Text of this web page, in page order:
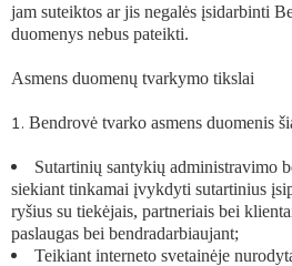
jam suteiktos ar jis negalės įsidarbinti
duomenys nebus pateikti.
Asmens duomenų tvarkymo tikslai
Bendrovė tvarko asmens duomenis
Sutartinių santykių administravimo
siekiant tinkamai įvykdyti sutartinius
ryšius su tiekėjais, partneriais bei
paslaugas bei bendradarbiaujant;
Teikiant interneto svetainėje